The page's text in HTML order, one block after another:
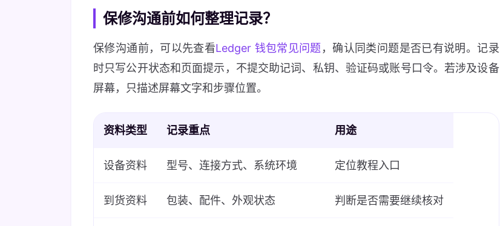
保修沟通前如何整理记录？
保修沟通前，可以先查看Ledger 钱包常见问题 ，确认同类问题是否已有说明。记录
时只写公开状态和页面提示，不提交助记词、私钥、验证码或账号口令。若涉及设备
屏幕，只描述屏幕文字和步骤位置。
资料类型 记录重点 用途
设备资料 型号、连接方式、系统环境 定位教程入口
到货资料 包装、配件、外观状态 判断是否需要继续核对